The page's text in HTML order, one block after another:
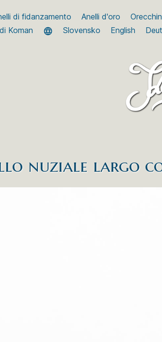
di fidanzamento Anelli d'oro
Koman
Slovensko English
nuziale largo